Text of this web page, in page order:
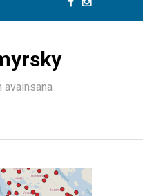
avainsana